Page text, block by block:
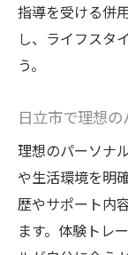
基本
日立
ウエス
パーソ
ルの秘訣
継続しや
指導を受ける併
し、ライフスタ
う。
日立市で理想
理想のパーソナ
や生活環境を明
歴やサポート内
ます。体験トレ